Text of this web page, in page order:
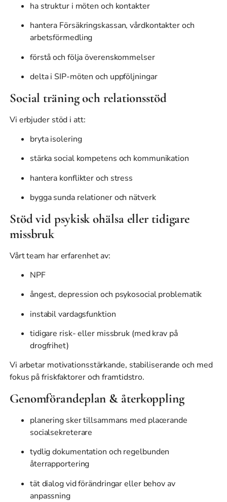
ha struktur i möten och kontakter
hantera Försäkringskassan, vårdkontakter och
arbetsförmedling
förstå och följa överenskommelser
delta i SIP-möten och uppföljningar
Social träning och relationsstöd
Vi erbjuder stöd i att:
bryta isolering
stärka social kompetens och kommunikation
hantera konflikter och stress
bygga sunda relationer och nätverk
Stöd vid psykisk ohälsa eller tidigare
missbruk
Vårt team har erfarenhet av:
NPF
ångest, depression och psykosocial problematik
instabil vardagsfunktion
tidigare risk- eller missbruk (med krav på
drogfrihet)
Vi arbetar motivationsstärkande, stabiliserande och med
fokus på friskfaktorer och framtidstro.
Genomförandeplan & återkoppling
planering sker tillsammans med placerande
socialsekreterare
tydlig dokumentation och regelbunden
återrapportering
tät dialog vid förändringar eller behov av
anpassning